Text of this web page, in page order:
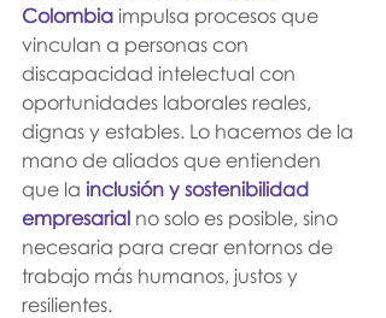
Colombia impulsa procesos que
vinculan a personas con
discapacidad intelectual con
oportunidades laborales reales,
dignas y estables. Lo hacemos de la
mano de aliados que entienden
que la inclusión y sostenibilidad
empresarial no solo es posible, sino
necesaria para crear entornos de
trabajo más humanos, justos y
resilientes.